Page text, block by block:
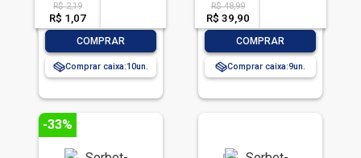
R$ 2,19
R$ 1,07
COMPRAR
Comprar caixa:10
R$ 48,99
R$ 39,90
COMPRAR
Comprar caixa:9
-33%